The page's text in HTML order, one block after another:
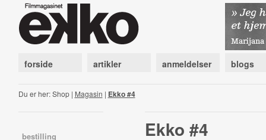
forside artikler anmeldelser blogs
Du er her: Shop | Magasin | Ekko #4
bestilling Ekko #4